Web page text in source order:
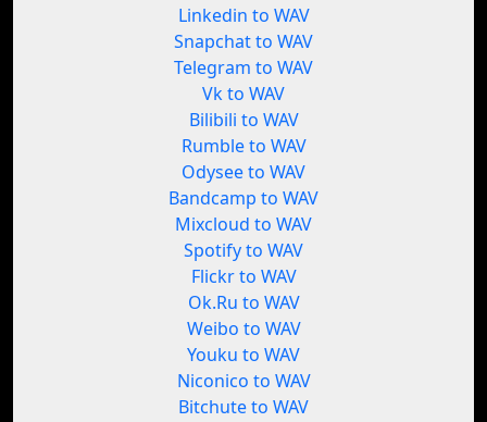
Linkedin to WAV
Snapchat to WAV
Telegram to WAV
Vk to WAV
Bilibili to WAV
Rumble to WAV
Odysee to WAV
Bandcamp to WAV
Mixcloud to WAV
Spotify to WAV
Flickr to WAV
Ok.Ru to WAV
Weibo to WAV
Youku to WAV
Niconico to WAV
Bitchute to WAV